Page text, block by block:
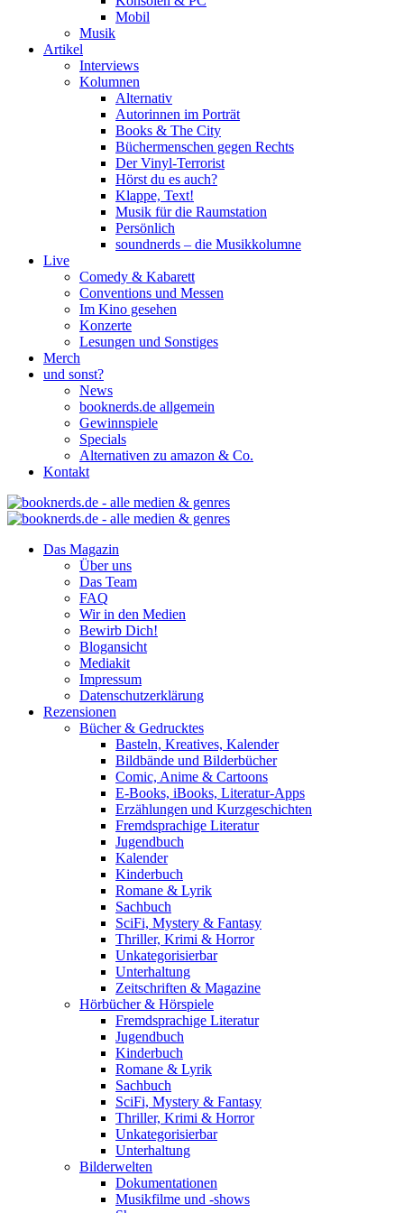
Mobil
Musik
Artikel
Interviews
Kolumnen
Alternativ
Autorinnen im Porträt
Books & The City
Büchermenschen gegen Rechts
Der Vinyl-Terrorist
Hörst du es auch?
Klappe, Text!
Musik für die Raumstation
Persönlich
soundnerds – die Musikkolumne
Live
Comedy & Kabarett
Conventions und Messen
Im Kino gesehen
Konzerte
Lesungen und Sonstiges
Merch
und sonst?
News
booknerds.de allgemein
Gewinnspiele
Specials
Alternativen zu amazon & Co.
Kontakt
Das Magazin
Über uns
Das Team
FAQ
Wir in den Medien
Bewirb Dich!
Blogansicht
Mediakit
Impressum
Datenschutzerklärung
Rezensionen
Bücher & Gedrucktes
Basteln, Kreatives, Kalender
Bildbände und Bilderbücher
Comic, Anime & Cartoons
E-Books, iBooks, Literatur-Apps
Erzählungen und Kurzgeschichten
Fremdsprachige Literatur
Jugendbuch
Kalender
Kinderbuch
Romane & Lyrik
Sachbuch
SciFi, Mystery & Fantasy
Thriller, Krimi & Horror
Unkategorisierbar
Unterhaltung
Zeitschriften & Magazine
Hörbücher & Hörspiele
Fremdsprachige Literatur
Jugendbuch
Kinderbuch
Romane & Lyrik
Sachbuch
SciFi, Mystery & Fantasy
Thriller, Krimi & Horror
Unkategorisierbar
Unterhaltung
Bilderwelten
Dokumentationen
Musikfilme und -shows